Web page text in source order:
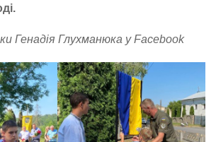
Генадія Глухманюка у Facebook